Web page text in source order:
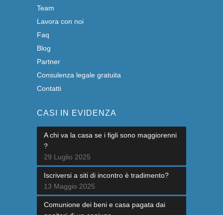
Team
Lavora con noi
Faq
Blog
Partner
Consulenza legale gratuita
Contatti
CASI IN EVIDENZA
A chi va la casa se i figli sono maggiorenni
?
29 Luglio 2025
Iscriversi a siti di incontro è tradimento?
13 Maggio 2025
Comunione dei beni e casa pagata dai